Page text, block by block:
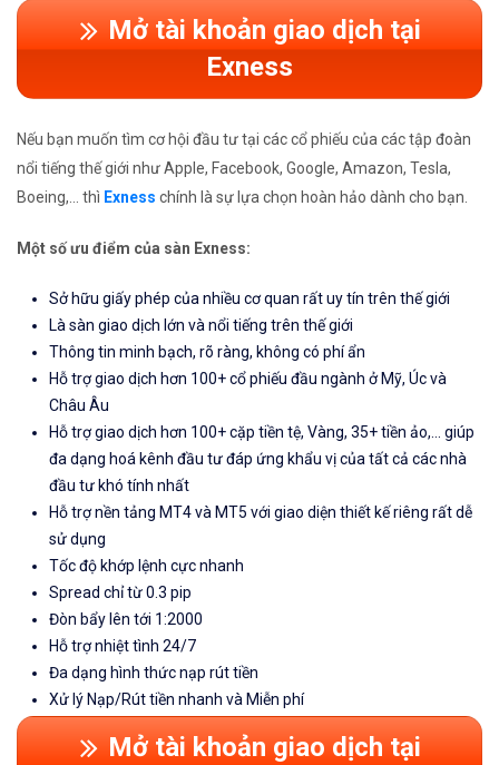
Mở tài khoản giao dịch tại
Exness
Nếu bạn muốn tìm cơ hội đầu tư tại các cổ phiếu của các tập đoàn
nổi tiếng thế giới như Apple, Facebook, Google, Amazon, Tesla,
Boeing,... thì Exness chính là sự lựa chọn hoàn hảo dành cho bạn.
Một số ưu điểm của sàn Exness:
Sở hữu giấy phép của nhiều cơ quan rất uy tín trên thế giới
Là sàn giao dịch lớn và nổi tiếng trên thế giới
Thông tin minh bạch, rõ ràng, không có phí ẩn
Hỗ trợ giao dịch hơn 100+ cổ phiếu đầu ngành ở Mỹ, Úc và
Châu Âu
Hỗ trợ giao dịch hơn 100+ cặp tiền tệ, Vàng, 35+ tiền ảo,... giúp
đa dạng hoá kênh đầu tư đáp ứng khẩu vị của tất cả các nhà
đầu tư khó tính nhất
Hỗ trợ nền tảng MT4 và MT5 với giao diện thiết kế riêng rất dễ
sử dụng
Tốc độ khớp lệnh cực nhanh
Spread chỉ từ 0.3 pip
Đòn bẩy lên tới 1:2000
Hỗ trợ nhiệt tình 24/7
Đa dạng hình thức nạp rút tiền
Xử lý Nạp/Rút tiền nhanh và Miễn phí
Mở tài khoản giao dịch tại